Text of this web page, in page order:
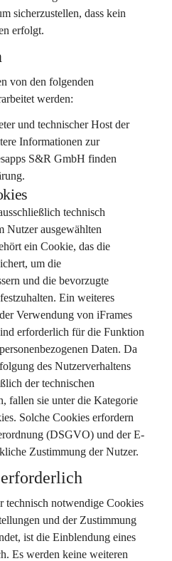
sicherzustellen, dass kein
erfolgt.
von den folgenden
werden:
und technischer Host der
Informationen zur
S&R GmbH finden
technisch
Nutzer ausgewählten
ein Cookie, das die
um die
und die bevorzugte
Ein weiteres
Verwendung von iFrames
erforderlich für die Funktion
Daten. Da
des Nutzerverhaltens
der technischen
fallen sie unter die Kategorie
Solche Cookies erfordern
(DSGVO) und der E-
Zustimmung der Nutzer.
technisch notwendige Cookies
und der Zustimmung
ist die Einblendung eines
Es werden keine weiteren